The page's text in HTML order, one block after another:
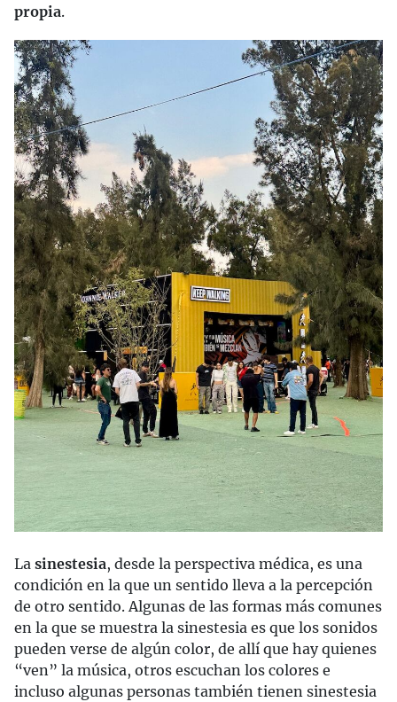
propia.
La sinestesia, desde la perspectiva médica, es una
condición en la que un sentido lleva a la percepción
de otro sentido. Algunas de las formas más comunes
en la que se muestra la sinestesia es que los sonidos
pueden verse de algún color, de allí que hay quienes
“ven” la música, otros escuchan los colores e
incluso algunas personas también tienen sinestesia